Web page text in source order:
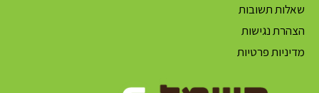
שאלות תשובות
הצהרת נגישות
מדיניות פרטיות